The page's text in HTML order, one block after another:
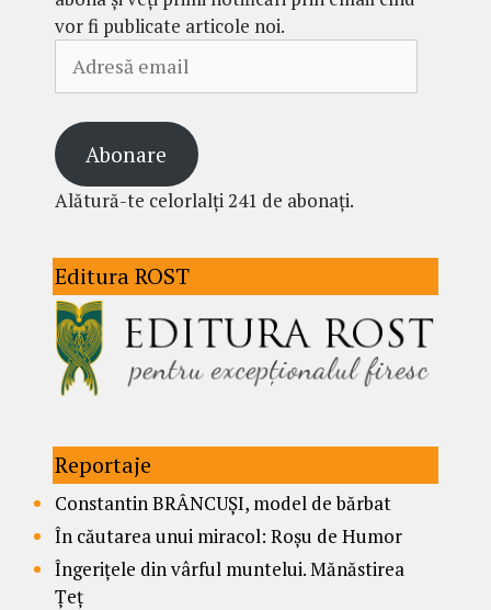
vor fi publicate articole noi.
email
Abonare
Alătură-te celorlalți 241 de abonați.
Editura ROST
Reportaje
Constantin BRÂNCUȘI, model de bărbat
În căutarea unui miracol: Roșu de Humor
Îngerițele din vârful muntelui. Mănăstirea
Țeț